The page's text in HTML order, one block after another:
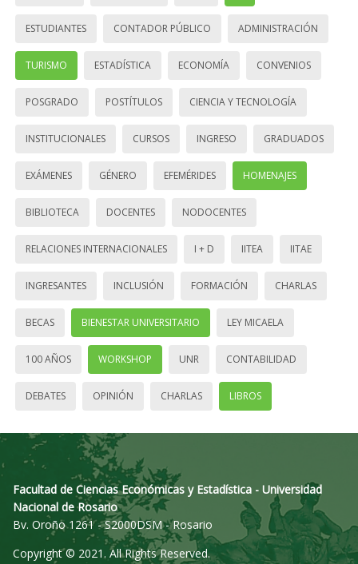
ESTUDIANTES CONTADOR PÚBLICO ADMINISTRACIÓN
TURISMO ESTADÍSTICA ECONOMÍA CONVENIOS
POSGRADO POSTÍTULOS CIENCIA Y TECNOLOGÍA
INSTITUCIONALES CURSOS INGRESO GRADUADOS
EXÁMENES GÉNERO EFEMÉRIDES HOMENAJES
BIBLIOTECA DOCENTES NODOCENTES
RELACIONES INTERNACIONALES I + D IITEA IITAE
INGRESANTES INCLUSIÓN FORMACIÓN CHARLAS
BECAS BIENESTAR UNIVERSITARIO LEY MICAELA
100 AÑOS WORKSHOP UNR CONTABILIDAD
DEBATES OPINIÓN CHARLAS LIBROS
Facultad de Ciencias Económicas y Estadística - Universidad
Nacional de Rosario
Bv. Oroño 1261 - S2000DSM - Rosario
Copyright © 2021. All Rights Reserved.